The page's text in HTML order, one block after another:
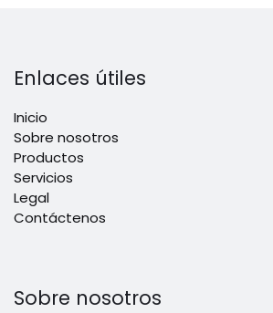
Enlaces útiles
Inicio
Sobre nosotros
Productos
Servicios
Legal
Contáctenos
Sobre nosotros